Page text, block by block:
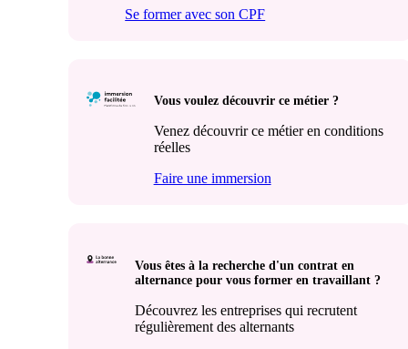
Se former avec son CPF
Vous voulez découvrir ce métier ?
Venez découvrir ce métier en conditions
réelles
Faire une immersion
Vous êtes à la recherche d'un contrat en
alternance pour vous former en travaillant ?
Découvrez les entreprises qui recrutent
régulièrement des alternants